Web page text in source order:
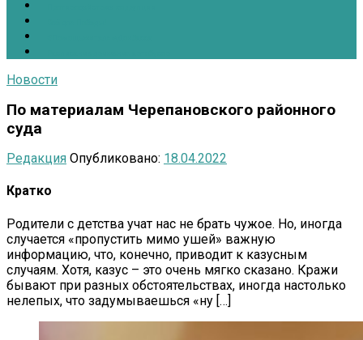
Новости
По материалам Черепановского районного
суда
Редакция Опубликовано: 18.04.2022
Кратко
Родители с детства учат нас не брать чужое. Но, иногда
случается «пропустить мимо ушей» важную
информацию, что, конечно, приводит к казусным
случаям. Хотя, казус – это очень мягко сказано. Кражи
бывают при разных обстоятельствах, иногда настолько
нелепых, что задумываешься «ну […]